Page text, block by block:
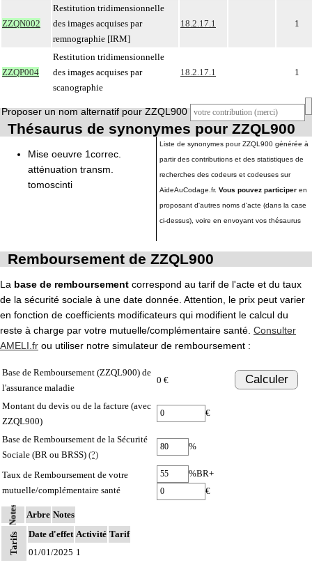
ZZQN002
Restitution tridimensionnelle
des images acquises par
remnographie [IRM]
18.2.17.1 1
ZZQP004
Restitution tridimensionnelle
des images acquises par
scanographie
18.2.17.1 1
Proposer un nom alternatif pour ZZQL900
Thésaurus de synonymes pour ZZQL900
Mise oeuvre 1correc.
atténuation transm.
tomoscinti
Liste de synonymes pour ZZQL900 générée à
partir des contributions et des statistiques de
recherches des codeurs et codeuses sur
AideAuCodage.fr. Vous pouvez participer en
proposant d'autres noms d'acte (dans la case
ci-dessus), voire en envoyant vos thésaurus
Remboursement de ZZQL900
La base de remboursement correspond au tarif de l'acte et du taux
de la sécurité sociale à une date donnée. Attention, le prix peut varier
en fonction de coefficients modificateurs qui modifient le calcul du
reste à charge par votre mutuelle/complémentaire santé. Consulter
AMELI.fr ou utiliser notre simulateur de remboursement :
Base de Remboursement (ZZQL900) de
l'assurance maladie
0 € Calculer
Montant du devis ou de la facture (avec
ZZQL900)
€
Base de Remboursement de la Sécurité
Sociale (BR ou BRSS) (?)
%
Taux de Remboursement de votre
mutuelle/complémentaire santé
%BR+
€
Notes Arbre Notes
Tarifs Date d'effet Activité Tarif
01/01/2025 1